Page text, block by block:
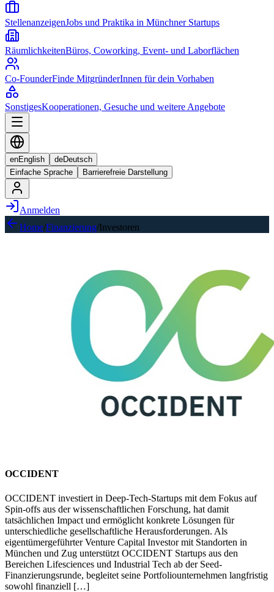
StellenanzeigenJobs und Praktika in Münchner Startups
RäumlichkeitenBüros, Coworking, Event- und Laborflächen
Co-FounderFinde MitgründerInnen für dein Vorhaben
SonstigesKooperationen, Gesuche und weitere Angebote
enEnglish deDeutsch
Einfache Sprache
Barrierefreie Darstellung
Anmelden
Home/Finanzierung/Investoren
OCCIDENT
OCCIDENT investiert in Deep-Tech-Startups mit dem Fokus auf
Spin-offs aus der wissenschaftlichen Forschung, hat damit
tatsächlichen Impact und ermöglicht konkrete Lösungen für
unterschiedliche gesellschaftliche Herausforderungen. Als
eigentümergeführter Venture Capital Investor mit Standorten in
München und Zug unterstützt OCCIDENT Startups aus den
Bereichen Lifesciences und Industrial Tech ab der Seed-
Finanzierungsrunde, begleitet seine Portfoliounternehmen langfristig
sowohl finanziell […]